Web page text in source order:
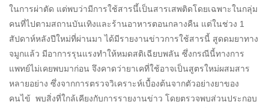
ในการผ่าตัด แต่พบว่ามีการใช้สารนึ้เป็นสารเสพติดโดยเฉพาะในกลุ่ม
คนที่ไปตามสถานบันเทิงและร้านอาหารตอนกลางคืน แต่ในช่วง 1
สัปดาห์หลังปีใหม่ที่ผ่านมา ได้มีรายงานข่าวการใช้สารนี้ สูดดมยาทาง
จมูกแล้ว มีอาการรุนแรงทำให้หมดสติเฉียบพลัน ซึ่งกรณีนี้ทางการ
แพทย์ไม่เคยพบมาก่อน จึงคาดว่ายาเคที่ใช้อาจเป็นสูตรใหม่ผสมสาร
หลายอย่าง ซึ่งจากการตรวจวิเคราะห์เบื้องต้นจากตัวอย่างยาของ
คนไข้ พบสิ่งที่ใกล้เคียงกับการรายงานข่าว โดยตรวจพบส่วนประกอบ